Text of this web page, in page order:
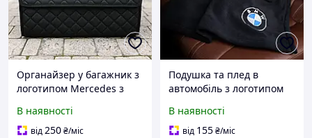
Органайзер у багажник з
логотипом Mercedes з
сумка в багажник
В наявності
від250₴/міс
Подушка та плед в
автомобіль з логотипом
В наявності
від 155₴/міс